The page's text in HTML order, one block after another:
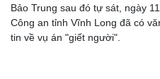
Bảo Trung sau đó tự sát, ngày
Công an tỉnh Vĩnh Long đã có
tin về vụ án "giết người".